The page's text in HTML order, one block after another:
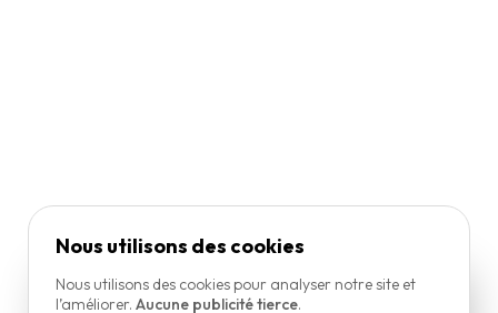
Nous utilisons des cookies
Nous utilisons des cookies pour analyser notre site et
l’améliorer. Aucune publicité tierce.